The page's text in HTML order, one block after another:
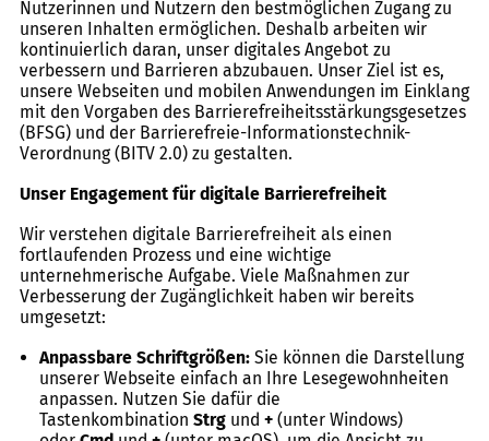
Nutzerinnen und Nutzern den bestmöglichen Zugang zu
unseren Inhalten ermöglichen. Deshalb arbeiten wir
kontinuierlich daran, unser digitales Angebot zu
verbessern und Barrieren abzubauen. Unser Ziel ist es,
unsere Webseiten und mobilen Anwendungen im Einklang
mit den Vorgaben des Barrierefreiheitsstärkungsgesetzes
(BFSG) und der Barrierefreie-Informationstechnik-
Verordnung (BITV 2.0) zu gestalten.
Unser Engagement für digitale Barrierefreiheit
Wir verstehen digitale Barrierefreiheit als einen
fortlaufenden Prozess und eine wichtige
unternehmerische Aufgabe. Viele Maßnahmen zur
Verbesserung der Zugänglichkeit haben wir bereits
umgesetzt:
Anpassbare Schriftgrößen: Sie können die Darstellung
unserer Webseite einfach an Ihre Lesegewohnheiten
anpassen. Nutzen Sie dafür die
Tastenkombination Strg und + (unter Windows)